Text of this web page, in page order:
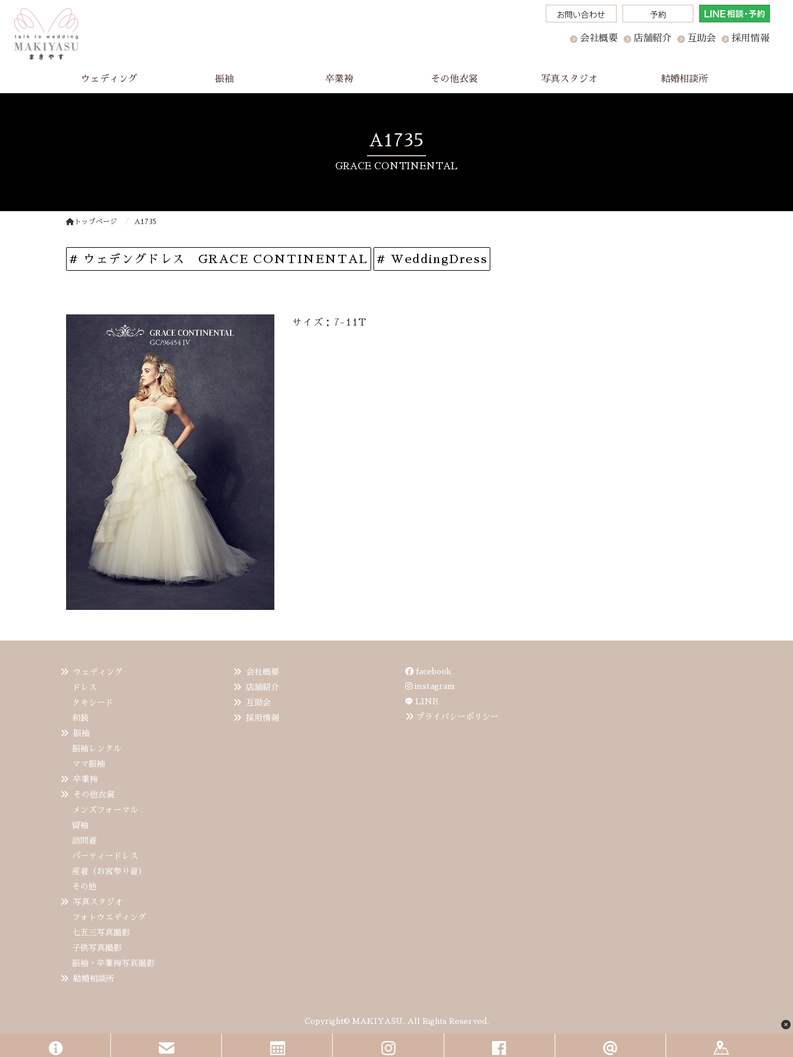
会社概要 店舗紹介 互助会 採用情報
ウェディング 振袖 卒業袴 その他衣裳 写真スタジオ 結婚相談所
A1735
GRACE CONTINENTAL
トップページ A1735
# ウェデングドレス GRACE CONTINENTAL # WeddingDress
サイズ：7-11T
ウェディング
ドレス
タキシード
和装
振袖
振袖レンタル
ママ振袖
卒業袴
その他衣裳
メンズフォーマル
留袖
訪問着
パーティードレス
産着（お宮参り着）
その他
写真スタジオ
フォトウエディング
七五三写真撮影
子供写真撮影
振袖・卒業袴写真撮影
結婚相談所
会社概要
店舗紹介
互助会
採用情報
facebook
instagram
LINE
プライバシーポリシー
Copyright© MAKIYASU. All Rights Reserved.